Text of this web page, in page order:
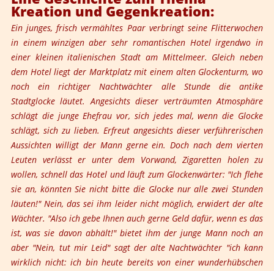
Kreation und Gegenkreation:
Ein junges, frisch vermähltes Paar verbringt seine Flitterwochen
in einem winzigen aber sehr romantischen Hotel irgendwo in
einer kleinen italienischen Stadt am Mittelmeer. Gleich neben
dem Hotel liegt der Marktplatz mit einem alten Glockenturm, wo
noch ein richtiger Nachtwächter alle Stunde die antike
Stadtglocke läutet. Angesichts dieser verträumten Atmosphäre
schlägt die junge Ehefrau vor, sich jedes mal, wenn die Glocke
schlägt, sich zu lieben. Erfreut angesichts dieser verführerischen
Aussichten willigt der Mann gerne ein. Doch nach dem vierten
Leuten verlässt er unter dem Vorwand, Zigaretten holen zu
wollen, schnell das Hotel und läuft zum Glockenwärter: "Ich flehe
sie an, könnten Sie nicht bitte die Glocke nur alle zwei Stunden
läuten!" Nein, das sei ihm leider nicht möglich, erwidert der alte
Wächter. "Also ich gebe Ihnen auch gerne Geld dafür, wenn es das
ist, was sie davon abhält!" bietet ihm der junge Mann noch an
aber "Nein, tut mir Leid" sagt der alte Nachtwächter "ich kann
wirklich nicht: ich bin heute bereits von einer wunderhübschen